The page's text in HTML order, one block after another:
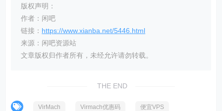
版权声明：
作者：闲吧
链接： https://www.xianba.net/5446.html
来源：闲吧资源站
文章版权归作者所有，未经允许请勿转载。
THE END
VirMach Virmach优惠码 便宜VPS